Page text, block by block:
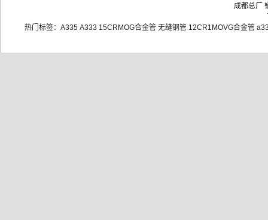
成都总厂
热门标签： A335 A333 15CRMOG合金管 无缝钢管 12CR1MOVG合金管